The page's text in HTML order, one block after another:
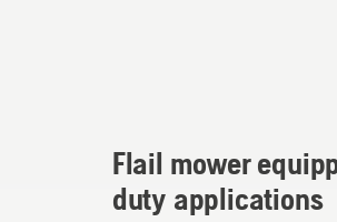
Flail mower
duty applications